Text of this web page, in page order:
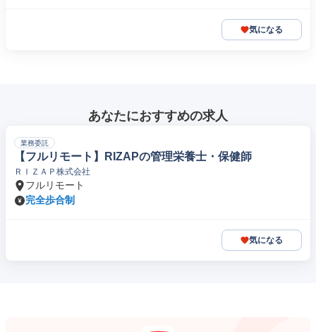
気になる
あなたにおすすめの求人
業務委託
【フルリモート】RIZAPの管理栄養士・保健師
ＲＩＺＡＰ株式会社
フルリモート
完全歩合制
気になる